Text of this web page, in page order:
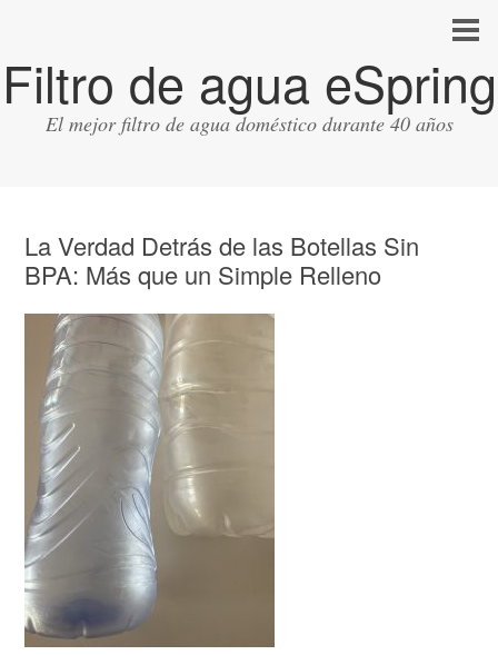
Filtro de agua eSpring
El mejor filtro de agua doméstico durante 40 años
La Verdad Detrás de las Botellas Sin
BPA: Más que un Simple Relleno